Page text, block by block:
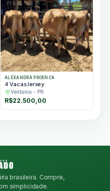
ALEXANDRA PROENCA
4 Vacas Jersey
Ventania - PR
R$22.500,00
brasileira. Compre,
simplicidade.